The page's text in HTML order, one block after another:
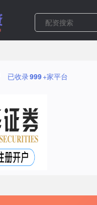
已收录999+家平台